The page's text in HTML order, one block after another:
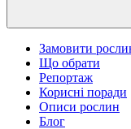
Замовити
Що обрати
Репортаж
Корисні поради
Описи рослин
Блог